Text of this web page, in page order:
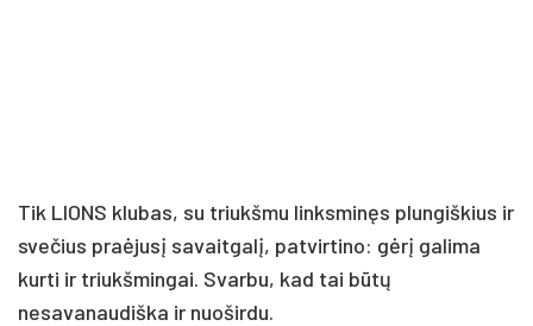
Tik LIONS klubas, su triukšmu linksminęs plungiškius ir
svečius praėjusį savaitgalį, patvirtino: gėrį galima
kurti ir triukšmingai. Svarbu, kad tai būtų
nesavanaudiška ir nuoširdu.